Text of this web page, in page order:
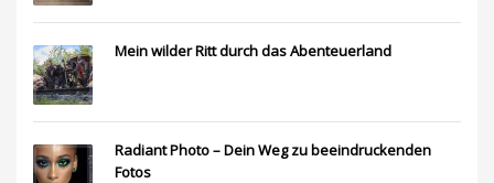
Mein wilder Ritt durch das Abenteuerland
Radiant Photo – Dein Weg zu beeindruckenden
Fotos